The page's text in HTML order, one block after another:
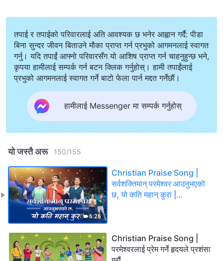
तपाई र तपाईको परिवारलाई अति आवश्यक छ भनेर आह्वान गर्दै: पीडा
बिना सुन्दर जीवन बिताउने मौका प्राप्त गर्न प्रभुको आगमनलाई स्वागत
गर्नु। यदि तपाईं आफ्नो परिवारसँग यो आशिष प्राप्त गर्न चाहनुहुन्छ भने,
कृपया हामीलाई सम्पर्क गर्न बटन क्लिक गर्नुहोस्। हामी तपाईंलाई
प्रभुको आगमनलाई स्वागत गर्ने बाटो फेला पार्न मद्दत गर्नेछौं।
हामीलाई Messenger मा सम्पर्क गर्नुहोस्
यो जस्तै अरू 150/155
6:26
Christian Praise Song |
सर्वशक्तिमान्‌ परमेश्‍वर आउनुभएको
छ, यो कति महान् कुरा |
Christian Praise Song |
परमेश्‍वरलाई प्रेम गर्ने हृदयले प्रशंसा